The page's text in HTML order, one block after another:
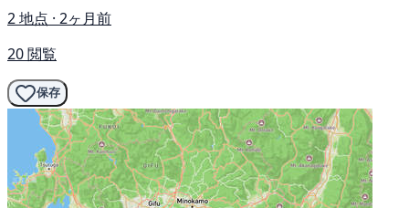
2 地点 · 2ヶ月前
20 閲覧
保存